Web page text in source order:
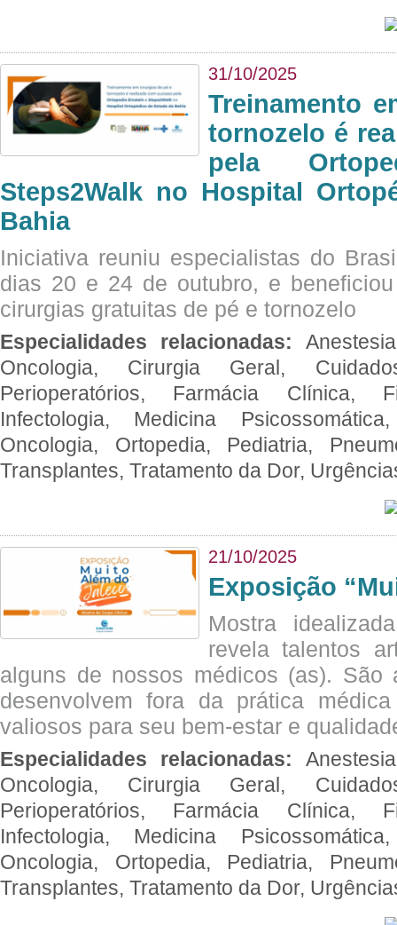
31/10/2025
Treinamento
tornozelo é
pela
Steps2Walk no Hospital
Bahia
Iniciativa reuniu especialistas do
dias 20 e 24 de outubro, e
cirurgias gratuitas de pé e tornozelo
Especialidades relacionadas:
Oncologia, Cirurgia Geral,
Perioperatórios, Farmácia Clínica,
Infectologia, Medicina
Oncologia, Ortopedia, Pediatria,
Transplantes, Tratamento da Dor,
21/10/2025
Exposição
Mostra
revela talentos
alguns de nossos médicos (as). São
desenvolvem fora da prática
valiosos para seu bem-estar e
Especialidades relacionadas:
Oncologia, Cirurgia Geral,
Perioperatórios, Farmácia Clínica,
Infectologia, Medicina
Oncologia, Ortopedia, Pediatria,
Transplantes, Tratamento da Dor,